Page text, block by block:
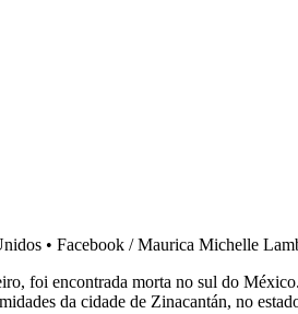
• Facebook / Maurica Michelle
foi encontrada morta no sul do
da cidade de Zinacantán, no